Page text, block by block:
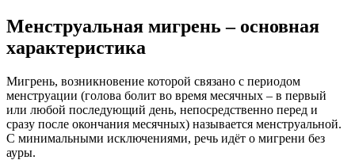
Менструальная мигрень – основная
характеристика
Мигрень, возникновение которой связано с периодом
менструации (голова болит во время месячных – в первый
или любой последующий день, непосредственно перед и
сразу после окончания месячных) называется менструальной.
С минимальными исключениями, речь идёт о мигрени без
ауры.